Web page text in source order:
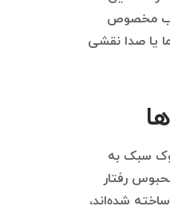
مخصوص
یا صدا نقشی
سبک به
رفتار
شده‌اند،